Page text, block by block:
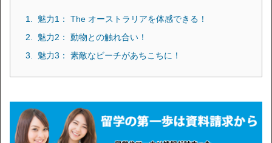
魅力1： The オーストラリアを体感できる！
魅力2： 動物との触れ合い！
魅力3： 素敵なビーチがあちこちに！